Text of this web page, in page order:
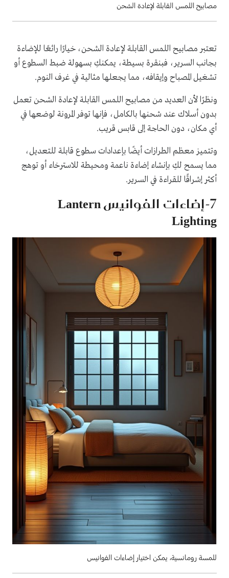
مصابيح اللمس القابلة لإعادة الشحن
تعتبر مصابيح اللمس القابلة لإعادة الشحن، خيارًا رائعًا للإضاءة
بجانب السرير، فبنقرة بسيطة، يمكنكِ بسهولة ضبط السطوع أو
تشغيل المصباح وإيقافه، مما يجعلها مثالية في غرف النوم.
ونظرًا لأن العديد من مصابيح اللمس القابلة لإعادة الشحن تعمل
بدون أسلاك عند شحنها بالكامل، فإنها توفر المرونة لوضعها في
أي مكان، دون الحاجة إلى قابس قريب.
وتتميز معظم الطرازات أيضًا بإعدادات سطوع قابلة للتعديل،
مما يسمح لكِ بإنشاء إضاءة ناعمة ومحيطة للاسترخاء أو توهج
أكثر إشراقًا للقراءة في السرير.
7-إضاءات الفوانيس Lantern
Lighting
للمسة رومانسية، يمكن اختيار إضاءات الفوانيس